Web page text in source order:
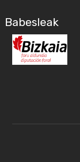
Babesleak